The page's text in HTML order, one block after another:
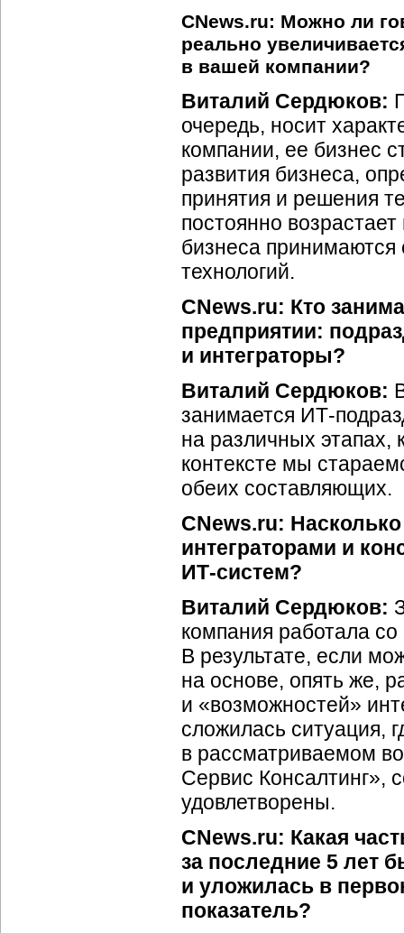
CNews.ru: Можно ли
реально
в вашей компании?
Виталий Сердюков:
очередь, носит
компании, ее бизнес
развития бизнеса,
принятия и решения
постоянно
бизнеса
технологий.
CNews.ru: Кто
предприятии:
и интеграторы?
Виталий Сердюков:
занимается ИТ-
на различных этапах,
контексте мы
обеих составляющих.
CNews.ru:
интеграторами и
ИТ-систем?
Виталий Сердюков:
компания работала
В результате, если
на основе, опять же,
и «возможностей»
сложилась ситуация,
в рассматриваемом
Сервис Консалтинг»,
удовлетворены.
CNews.ru: Какая
за последние 5 лет
и уложилась в
показатель?